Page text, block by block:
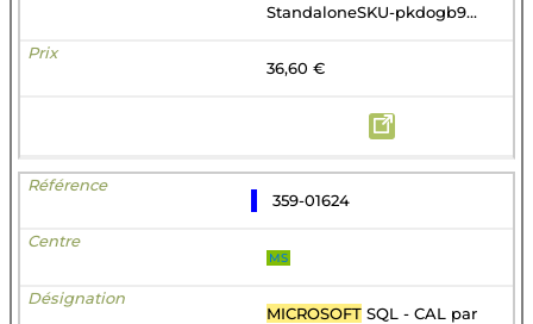
StandaloneSKU-pkdogb9...
36,60 €
359-01624
MS
MICROSOFT SQL - CAL par